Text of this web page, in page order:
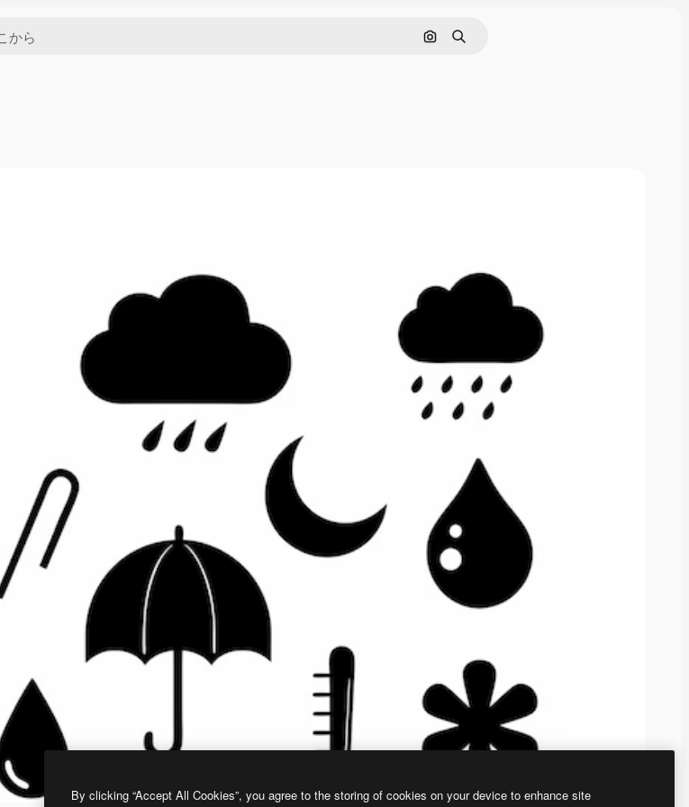
画像で検索
検索
By clicking “Accept All Cookies”, you agree to the storing of cookies on your device to enhance site